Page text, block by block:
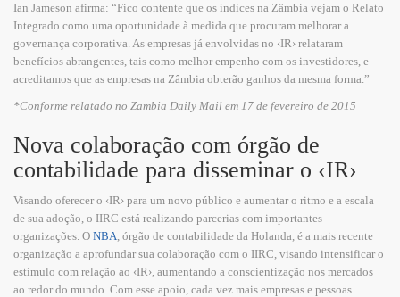
Ian Jameson afirma: “Fico contente que os índices na Zâmbia vejam o Relato
Integrado como uma oportunidade à medida que procuram melhorar a
governança corporativa. As empresas já envolvidas no ‹IR› relataram
benefícios abrangentes, tais como melhor empenho com os investidores, e
acreditamos que as empresas na Zâmbia obterão ganhos da mesma forma.”
*Conforme relatado no Zambia Daily Mail em 17 de fevereiro de 2015
Nova colaboração com órgão de
contabilidade para disseminar o ‹IR›
Visando oferecer o ‹IR› para um novo público e aumentar o ritmo e a escala
de sua adoção, o IIRC está realizando parcerias com importantes
organizações. O NBA, órgão de contabilidade da Holanda, é a mais recente
organização a aprofundar sua colaboração com o IIRC, visando intensificar o
estímulo com relação ao ‹IR›, aumentando a conscientização nos mercados
ao redor do mundo. Com esse apoio, cada vez mais empresas e pessoas